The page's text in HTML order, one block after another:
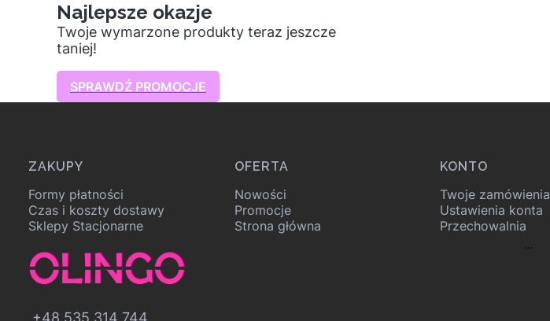
Najlepsze okazje
Twoje wymarzone produkty teraz jeszcze
taniej!
SPRAWDŹ PROMOCJE
Linki w stopce
ZAKUPY
Formy płatności
Czas i koszty dostawy
Sklepy Stacjonarne
OFERTA
Nowości
Promocje
Strona główna
KONTO
Twoje zamówienia
Ustawienia konta
Przechowalnia
+48 535 314 744